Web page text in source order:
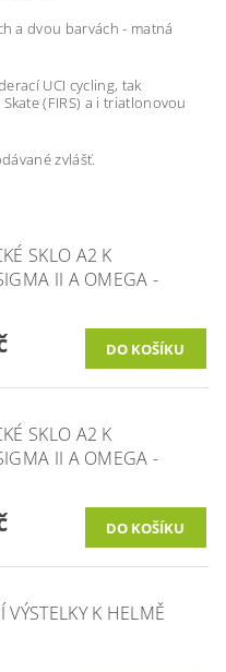
a dvou barvách - matná
UCI cycling, tak
(FIRS) a i triatlonovou
zvlášť.
SKLO A2 K
II A OMEGA -
SKLO A2 K
II A OMEGA -
K HELMĚ